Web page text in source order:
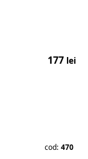
177 lei
cod: 470